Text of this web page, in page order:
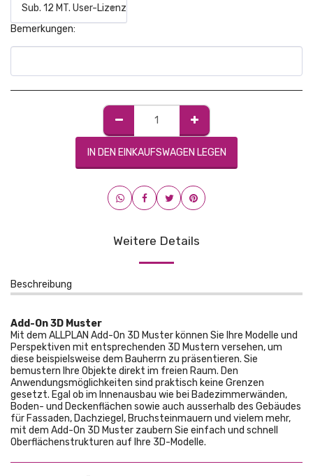
Sub. 12 MT. User-Lizenz
Bemerkungen:
IN DEN EINKAUFSWAGEN LEGEN
Weitere Details
Beschreibung
Add-On 3D Muster
Mit dem ALLPLAN Add-On 3D Muster können Sie Ihre Modelle und
Perspektiven mit entsprechenden 3D Mustern versehen, um
diese beispielsweise dem Bauherrn zu präsentieren. Sie
bemustern Ihre Objekte direkt im freien Raum. Den
Anwendungsmöglichkeiten sind praktisch keine Grenzen
gesetzt. Egal ob im Innenausbau wie bei Badezimmerwänden,
Boden- und Deckenflächen sowie auch ausserhalb des Gebäudes
für Fassaden, Dachziegel, Bruchsteinmauern und vielem mehr,
mit dem Add-On 3D Muster zaubern Sie einfach und schnell
Oberflächenstrukturen auf Ihre 3D-Modelle.